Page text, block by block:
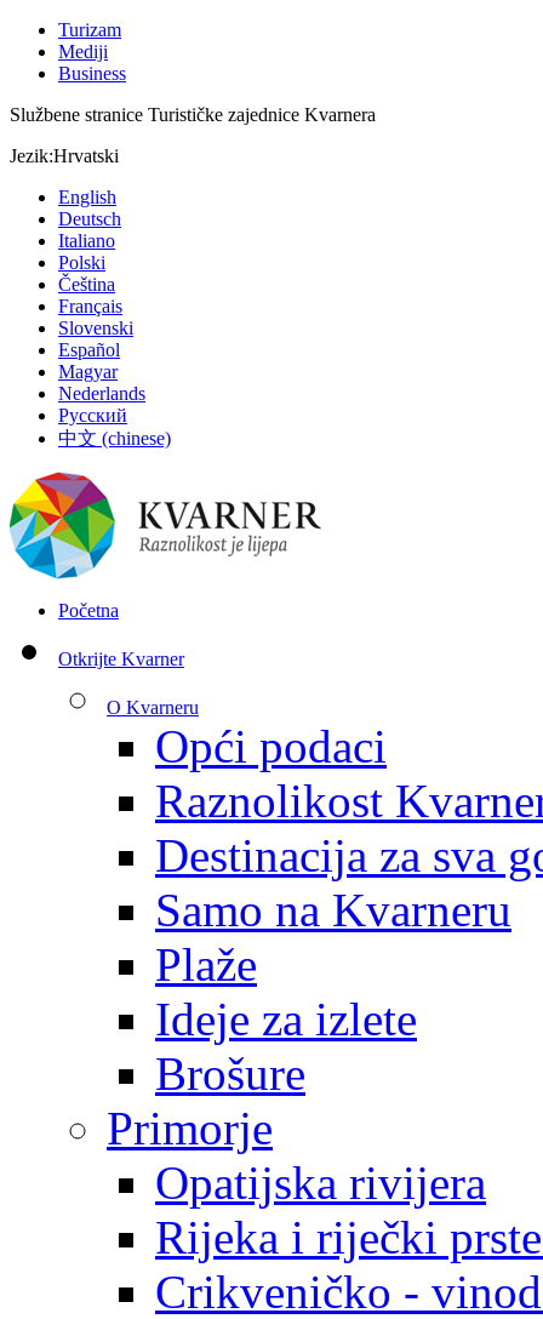
Turizam
Mediji
Business
Službene stranice Turističke zajednice Kvarnera
Jezik:Hrvatski
English
Deutsch
Italiano
Polski
Čeština
Français
Slovenski
Español
Magyar
Nederlands
Русский
中文 (chinese)
Početna
Otkrijte Kvarner
O Kvarneru
Opći podaci
Raznolikost
Destinacija za sva
Samo na Kvarneru
Plaže
Ideje za izlete
Brošure
Primorje
Opatijska rivijera
Rijeka i riječki
Crikveničko -